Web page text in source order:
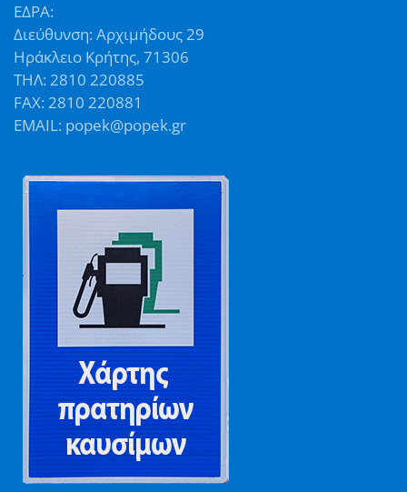
ΕΔΡΑ:
Διεύθυνση: Αρχιμήδους 29
Ηράκλειο Κρήτης, 71306
ΤΗΛ: 2810 220885
FAX: 2810 220881
EMAIL: popek@popek.gr